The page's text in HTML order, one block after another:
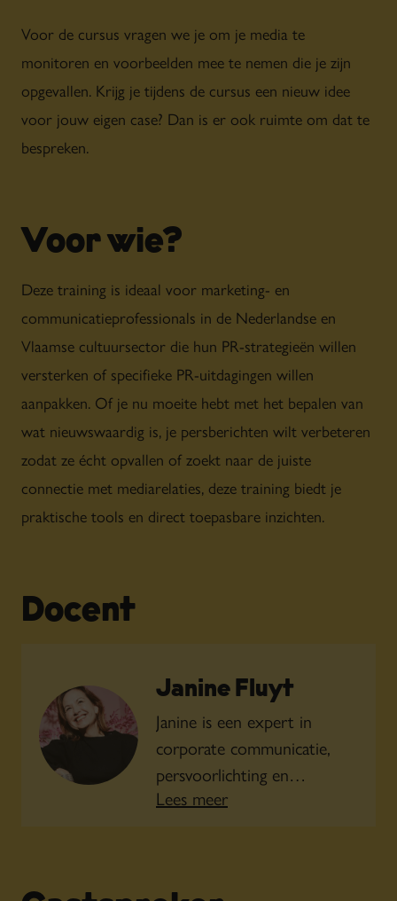
Voor de cursus vragen we je om je media te
monitoren en voorbeelden mee te nemen die je zijn
opgevallen. Krijg je tijdens de cursus een nieuw idee
voor jouw eigen case? Dan is er ook ruimte om dat te
bespreken.
Voor wie?
Deze training is ideaal voor marketing- en
communicatieprofessionals in de Nederlandse en
Vlaamse cultuursector die hun PR-strategieën willen
versterken of specifieke PR-uitdagingen willen
aanpakken. Of je nu moeite hebt met het bepalen van
wat nieuwswaardig is, je persberichten wilt verbeteren
zodat ze écht opvallen of zoekt naar de juiste
connectie met mediarelaties, deze training biedt je
praktische tools en direct toepasbare inzichten.
Docent
Janine Fluyt
Janine is een expert in
corporate communicatie,
persvoorlichting en
woordvoering, met bijna 30
Lees meer